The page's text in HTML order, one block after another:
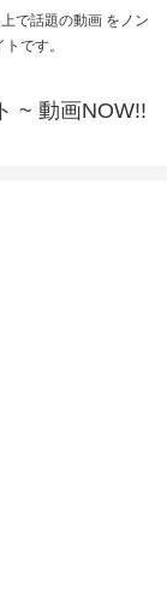
で話題の動画 をノン
です。
~ 動画NOW!!